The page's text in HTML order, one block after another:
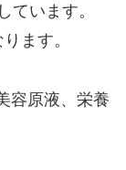
ています。
ます。
容原液、栄養